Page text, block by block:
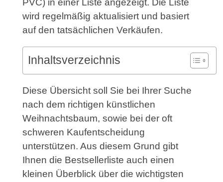
PVC) in einer Liste angezeigt. Die Liste
wird regelmäßig aktualisiert und basiert
auf den tatsächlichen Verkäufen.
Inhaltsverzeichnis
Diese Übersicht soll Sie bei Ihrer Suche
nach dem richtigen künstlichen
Weihnachtsbaum, sowie bei der oft
schweren Kaufentscheidung
unterstützen. Aus diesem Grund gibt
Ihnen die Bestsellerliste auch einen
kleinen Überblick über die wichtigsten